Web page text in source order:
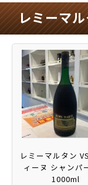
レミーマ
レミーマルタン
ィーヌ シャンパ
1000ml